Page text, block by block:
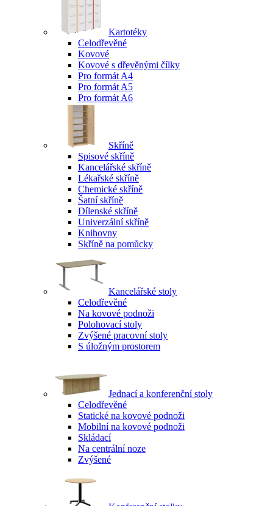
Kartotéky
Celodřevěné
Kovové
Kovové s dřevěnými čílky
Pro formát A4
Pro formát A5
Pro formát A6
Skříně
Spisové skříně
Kancelářské skříně
Lékařské skříně
Chemické skříně
Šatní skříně
Dílenské skříně
Univerzální skříně
Knihovny
Skříně na pomůcky
Kancelářské stoly
Celodřevěné
Na kovové podnoži
Polohovací stoly
Zvýšené pracovní stoly
S úložným prostorem
Jednací a konferenční stoly
Celodřevěné
Statické na kovové podnoži
Mobilní na kovové podnoži
Skládací
Na centrální noze
Zvýšené